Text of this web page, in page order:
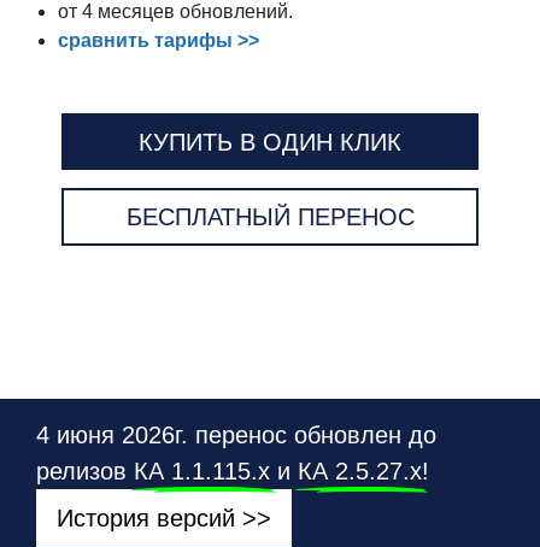
от 4 месяцев обновлений.
сравнить тарифы >>
КУПИТЬ В ОДИН КЛИК
БЕСПЛАТНЫЙ ПЕРЕНОС
4 июня 2026г. перенос обновлен до
релизов КА 1.1.115.х и КА 2.5.27.х!
История версий >>